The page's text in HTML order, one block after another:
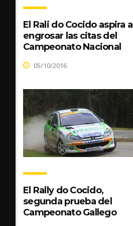
El Rali do Cocido aspira a
engrosar las citas del
Campeonato Nacional
05/10/2016
El Rally do Cocido,
segunda prueba del
Campeonato Gallego